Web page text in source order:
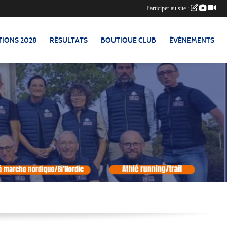
2028 RÉSULTATS BOUTIQUE CLUB ÉVÉNEMENTS
Participer au site :